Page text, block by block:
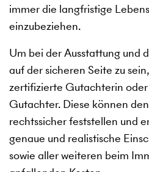
immer die langfristige
einzubeziehen.
Um bei der Ausstattung und
auf der sicheren Seite zu
zertifizierte Gutachterin
Gutachter. Diese können
rechtssicher feststellen und
genaue und realistische
sowie aller weiteren beim